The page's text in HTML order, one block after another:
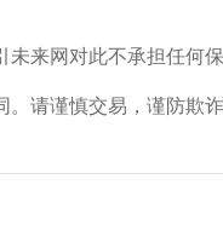
来网对此不承担任何
请谨慎交易，谨防欺诈